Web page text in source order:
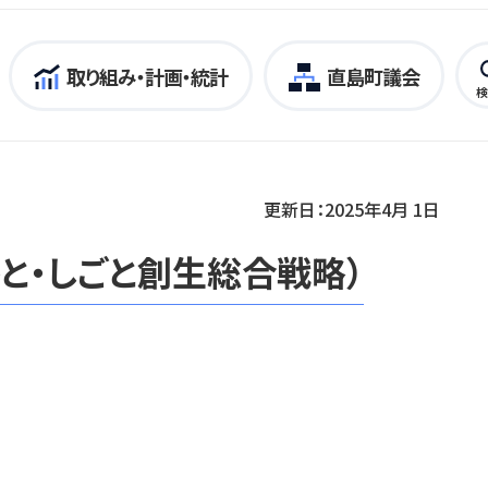
取り組み・計画・統計 直島町議会
更新日：2025年4月 1日
しごと創生総合戦略）